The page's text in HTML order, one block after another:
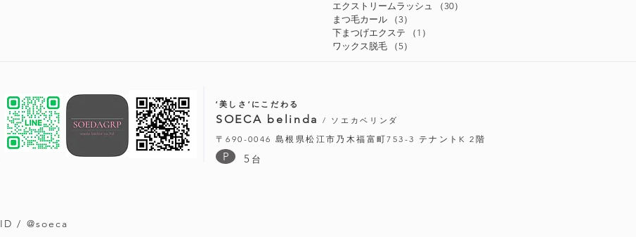
エクストリームラッシュ
（30）
まつ毛カール
（3）
下まつげエクステ
（1）
ワックス脱毛
（5）
‘美しさ‘にこだわる
SOECA belinda / ソエカベリンダ
〒690-0046 島根県松江市乃木福富町753-3 テナントK 2階
P 5 台
ID / @soeca